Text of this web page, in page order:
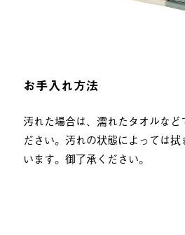
お手入れ方法
汚れた場合は、濡れたタオルなど
ださい。汚れの状態によっては
います。御了承ください。